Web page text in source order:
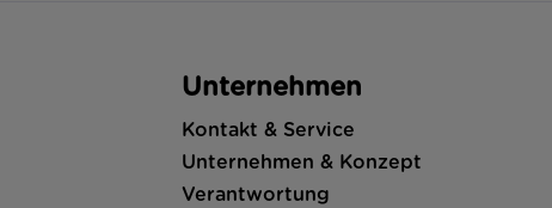
Unternehmen
Kontakt & Service
Unternehmen & Konzept
Verantwortung